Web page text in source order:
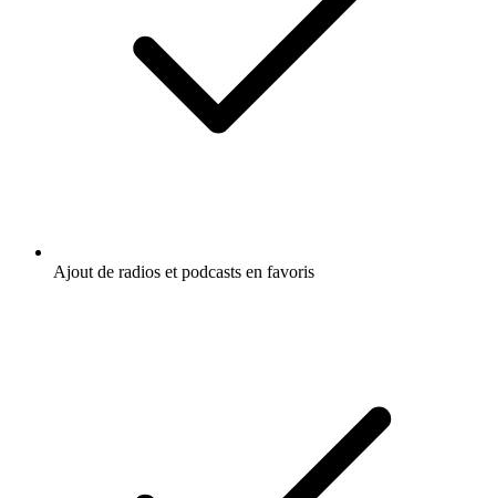
Ajout de radios et podcasts en favoris